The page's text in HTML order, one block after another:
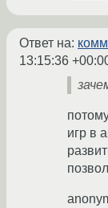
Ответ на:
13:15:36
игр в